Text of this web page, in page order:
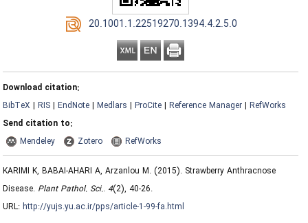
‎ 20.1001.1.22519270.1394.4.2.5.0
Download citation:
BibTeX |RIS |EndNote |Medlars |ProCite |Reference Manager |RefWorks
Send citation to:
Mendeley
Zotero RefWorks
KARIMI K, BABAI-AHARI A, Arzanlou M.(2015).Strawberry Anthracnose
Disease.Plant Pathol. Sci..4(2), 40-26.
URL:http://yujs.yu.ac.ir/pps/article-1-99-fa.html